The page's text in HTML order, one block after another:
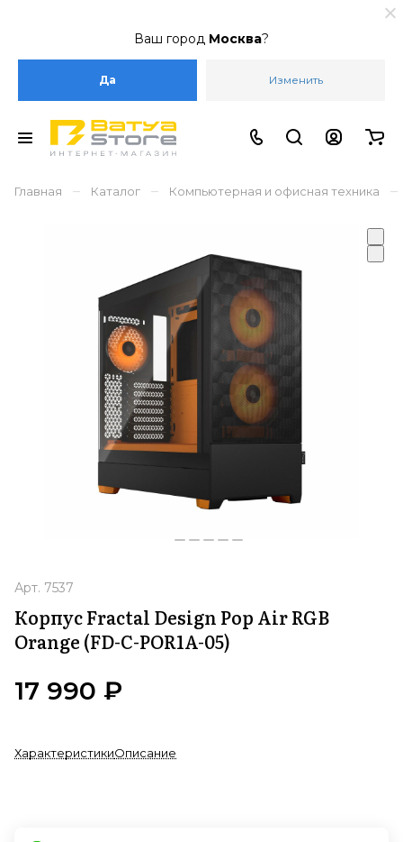
Ваш город Москва?
Да Изменить
Главная – Каталог – Компьютерная и офисная техника –
Арт. 7537
Корпус Fractal Design Pop Air RGB
Orange (FD-C-POR1A-05)
17 990 ₽
ХарактеристикиОписание